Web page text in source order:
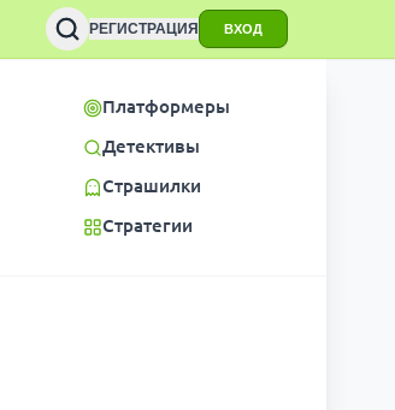
РЕГИСТРАЦИЯ ВХОД
Платформеры
Детективы
Страшилки
Стратегии